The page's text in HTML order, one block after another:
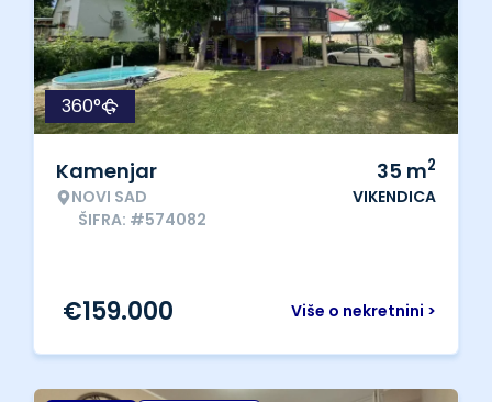
360°
Kamenjar
NOVI SAD
ŠIFRA: #574082
35 m2
VIKENDICA
Više o nekretnini >
€159.000